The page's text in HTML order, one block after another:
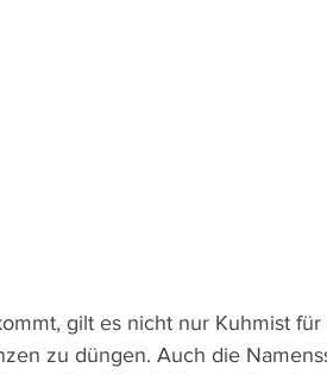
gilt es nicht nur Kuhmist
zu düngen. Auch die